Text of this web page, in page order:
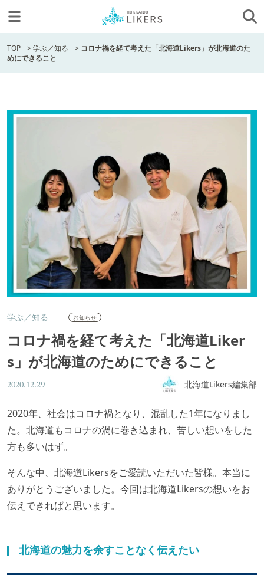
TOP >学ぶ／知る > コロナ禍を経て考えた「北海道Likers」が北海道のた
めにできること
学ぶ／知る お知らせ
コロナ禍を経て考えた「北海道Liker
s」が北海道のためにできること
2020.12.29 北海道Likers編集部
2020年、社会はコロナ禍となり、混乱した1年になりまし
た。北海道もコロナの渦に巻き込まれ、苦しい想いをした
方も多いはず。
そんな中、北海道Likersをご愛読いただいた皆様。本当に
ありがとうございました。今回は北海道Likersの想いをお
伝えできればと思います。
北海道の魅力を余すことなく伝えたい